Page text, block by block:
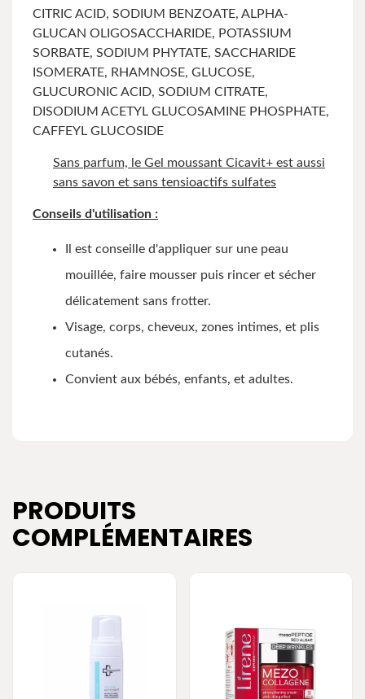
CITRIC ACID, SODIUM BENZOATE, ALPHA-
GLUCAN OLIGOSACCHARIDE, POTASSIUM
SORBATE, SODIUM PHYTATE, SACCHARIDE
ISOMERATE, RHAMNOSE, GLUCOSE,
GLUCURONIC ACID, SODIUM CITRATE,
DISODIUM ACETYL GLUCOSAMINE PHOSPHATE,
CAFFEYL GLUCOSIDE
Sans parfum, le Gel moussant Cicavit+ est aussi
sans savon et sans tensioactifs sulfates
Conseils d'utilisation :
Il est conseille d'appliquer sur une peau
mouillée, faire mousser puis rincer et sécher
délicatement sans frotter.
Visage, corps, cheveux, zones intimes, et plis
cutanés.
Convient aux bébés, enfants, et adultes.
PRODUITS
COMPLÉMENTAIRES